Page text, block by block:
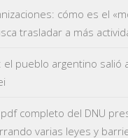
cómo es el
trasladar a más
el pueblo argentino salió
completo del DNU
varias leyes y